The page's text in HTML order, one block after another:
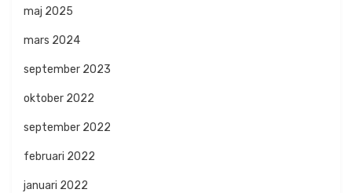
maj 2025
mars 2024
september 2023
oktober 2022
september 2022
februari 2022
januari 2022